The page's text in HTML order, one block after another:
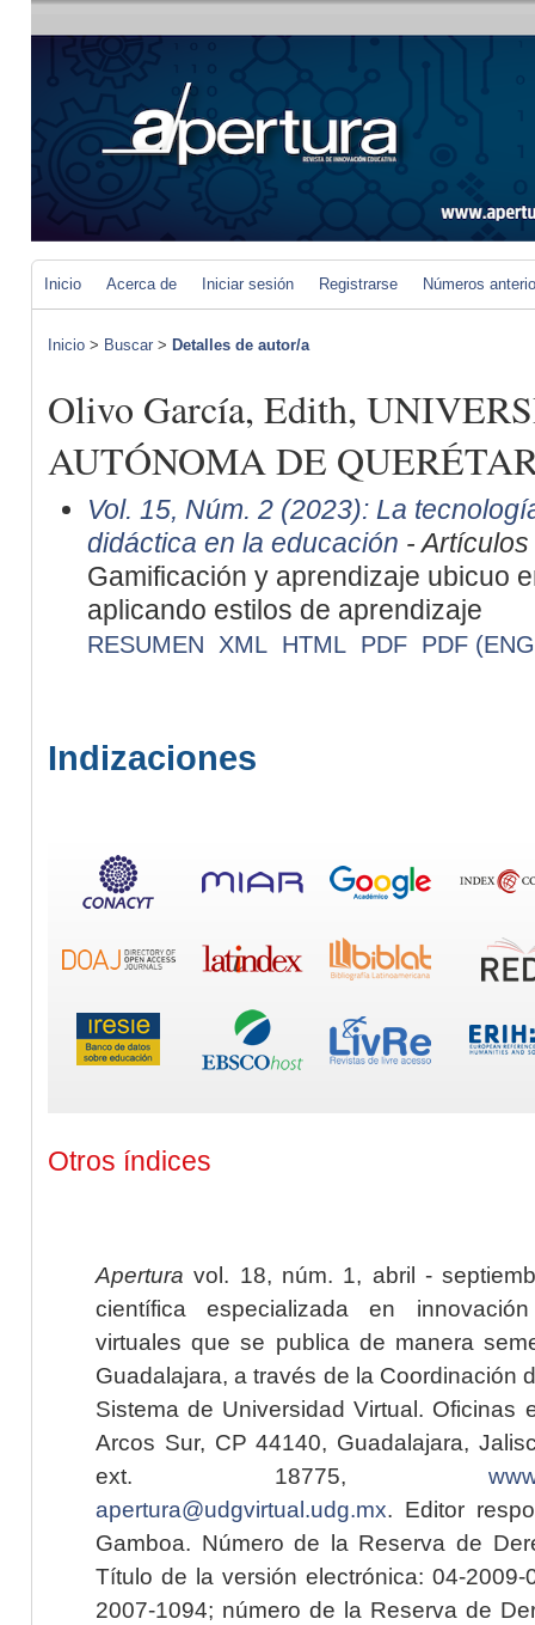
Inicio Acerca de Iniciar sesión Registrarse Números
Inicio > Buscar > Detalles de autor/a
Olivo García, Edith,
AUTÓNOMA DE
Vol. 15, Núm. 2 (2023): La
didáctica en la educación -
Gamificación y aprendizaje ubicuo
aplicando estilos de aprendizaje
RESUMEN XML HTML PDF PDF
Indizaciones
Otros índices
Apertura vol. 18, núm. 1, abril -
científica especializada en
virtuales que se publica de manera
Guadalajara, a través de la Coordinación
Sistema de Universidad Virtual. Oficinas
Arcos Sur, CP 44140, Guadalajara,
ext. 18775,
apertura@udgvirtual.udg.mx. Editor
Gamboa. Número de la Reserva de
Título de la versión electrónica: 04-2009-
2007-1094; número de la Reserva de